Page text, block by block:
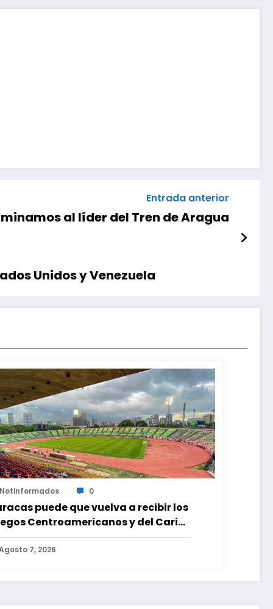
Entrada anterior
al líder del Tren de Aragua
Unidos y Venezuela
Notinformados 0
puede que vuelva a recibir los
Centroamericanos y del Caribe
mas de 70 años
7, 2026